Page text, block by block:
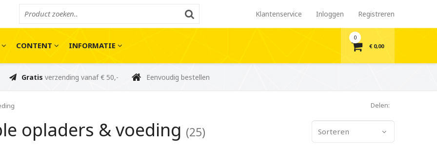
Klantenservice Inloggen Registreren
CONTENT INFORMATIE
0
€ 0,00
Gratis verzending vanaf € 50,- Eenvoudig bestellen
Delen:
Sorteren
opladers & voeding (25)